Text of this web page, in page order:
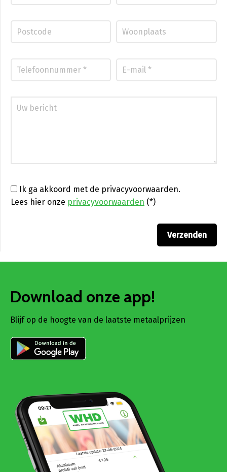
Ik ga akkoord met de privacyvoorwaarden.
Lees hier onze privacyvoorwaarden (*)
Download onze app!
Blijf op de hoogte van de laatste metaalprijzen